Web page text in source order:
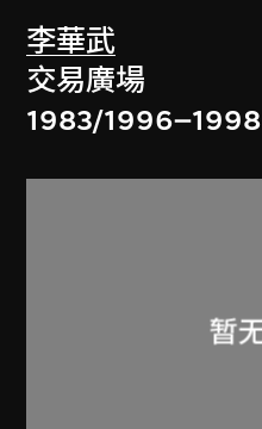
李華武
交易廣場
1983/1996–1998